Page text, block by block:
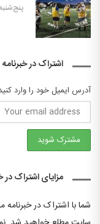
پنج‌شنبه, ۱ نوامبر
اشتراک در خبرنامه
آدرس ایمیل خود را وارد
مزایای اشتراک در
شما با اشتراک در